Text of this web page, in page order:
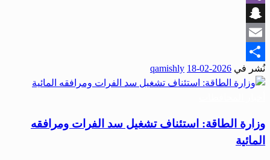
Viber
Snapchat
Email
Share
نُشر في 2026-02-18
qamishly
وزارة الطاقة: استئناف تشغيل سد الفرات ومرافقه
المائية